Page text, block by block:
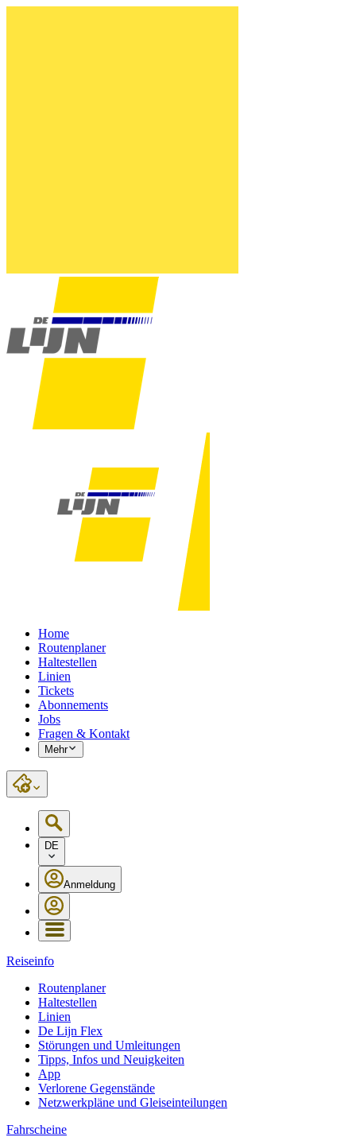
Home
Routenplaner
Haltestellen
Linien
Tickets
Abonnements
Jobs
Fragen & Kontakt
Mehr
DE
Anmeldung
Reiseinfo
Routenplaner
Haltestellen
Linien
De Lijn Flex
Störungen und Umleitungen
Tipps, Infos und Neuigkeiten
App
Verlorene Gegenstände
Netzwerkpläne und Gleiseinteilungen
Fahrscheine